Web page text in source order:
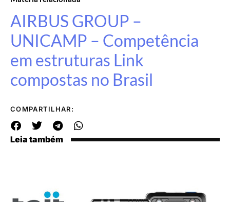
AIRBUS GROUP –
UNICAMP – Competência
em estruturas Link
compostas no Brasil
COMPARTILHAR:
Leia também